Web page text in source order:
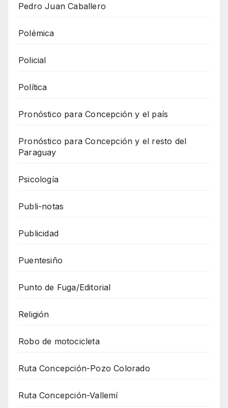
Pedro Juan Caballero
Polémica
Policial
Política
Pronóstico para Concepción y el país
Pronóstico para Concepción y el resto del
Paraguay
Psicología
Publi-notas
Publicidad
Puentesiño
Punto de Fuga/Editorial
Religión
Robo de motocicleta
Ruta Concepción-Pozo Colorado
Ruta Concepción-Vallemí